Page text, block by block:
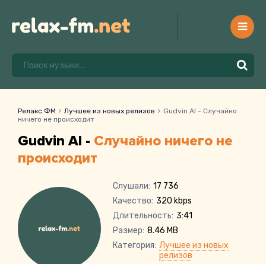
Релакс ФМ Лучшее из новых релизов
Gudvin AI - Случайно
ничего не происходит
Gudvin AI - Случайно ничего не
происходит
Слушали: 17 736
Качество: 320 kbps
Длительность: 3:41
Размер: 8.46 MB
Категория: Лучшее из новых
релизов